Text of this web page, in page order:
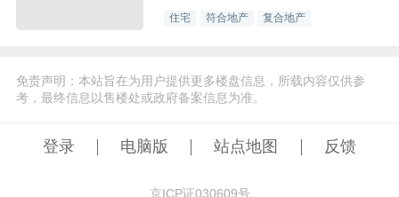
住宅 符合地产 复合地产
免责声明：本站旨在为用户提供更多楼盘信息，所载内容仅供参
考，最终信息以售楼处或政府备案信息为准。
登录 电脑版 站点地图 反馈
京ICP证030609号